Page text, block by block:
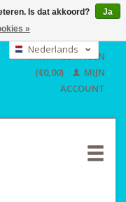
EUR
GBP
USD
Nederlands
English
WINKELWAGEN
(€0,00)
MIJN
ACCOUNT
Is dat akkoord?
Ja
»